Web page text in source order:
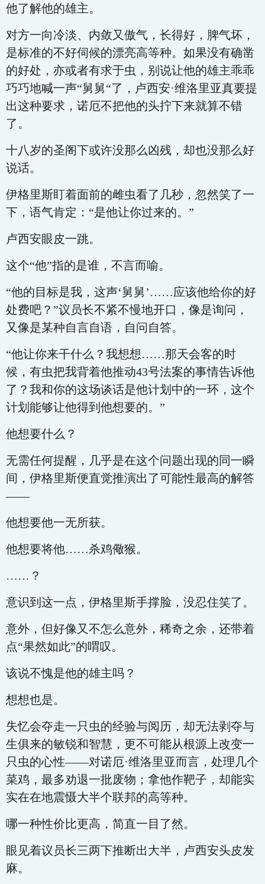
他了解他的雄主。
对方一向冷淡、内敛又傲气，长得好，脾气坏，
是标准的不好伺候的漂亮高等种。如果没有确凿
的好处，亦或者有求于虫，别说让他的雄主乖乖
巧巧地喊一声“舅舅“了，卢西安·维洛里亚真要提
出这种要求，诺厄不把他的头拧下来就算不错
了。
十八岁的圣阁下或许没那么凶残，却也没那么好
说话。
伊格里斯盯着面前的雌虫看了几秒，忽然笑了一
下，语气肯定：“是他让你过来的。”
卢西安眼皮一跳。
这个“他”指的是谁，不言而喻。
“他的目标是我，这声‘舅舅’……应该他给你的好
处费吧？”议员长不紧不慢地开口，像是询问，
又像是某种自言自语，自问自答。
“他让你来干什么？我想想……那天会客的时
候，有虫把我背着他推动43号法案的事情告诉他
了？我和你的这场谈话是他计划中的一环，这个
计划能够让他得到他想要的。”
他想要什么？
无需任何提醒，几乎是在这个问题出现的同一瞬
间，伊格里斯便直觉推演出了可能性最高的解答
——
他想要他一无所获。
他想要将他……杀鸡儆猴。
……？
意识到这一点，伊格里斯手撑脸，没忍住笑了。
意外，但好像又不怎么意外，稀奇之余，还带着
点“果然如此”的喟叹。
该说不愧是他的雄主吗？
想想也是。
失忆会夺走一只虫的经验与阅历，却无法剥夺与
生俱来的敏锐和智慧，更不可能从根源上改变一
只虫的心性——对诺厄·维洛里亚而言，处理几个
菜鸡，最多劝退一批废物；拿他作靶子，却能实
实在在地震慑大半个联邦的高等种。
哪一种性价比更高，简直一目了然。
眼见着议员长三两下推断出大半，卢西安头皮发
麻。